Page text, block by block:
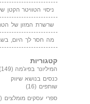
ניסוי הטוויטר הקטן
שרשרת המזון של
מה חסר לך היום,
קטגוריות
המיליונר בפיג'מה (149)
כנסים בנושא שיווק
שותפים (16)
ספרי עסקים מומלצים (1)